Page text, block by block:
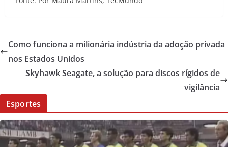
Como funciona a milionária indústria da adoção privada
nos Estados Unidos
Skyhawk Seagate, a solução para discos rígidos de
vigilância
Esportes